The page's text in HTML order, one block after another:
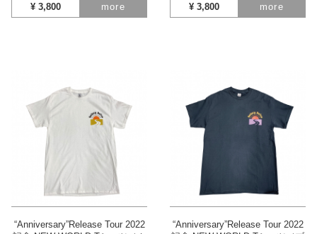
¥ 3,800 more ¥ 3,800 more
“Anniversary”Release Tour 2022
“Anniversary”Release Tour 2022